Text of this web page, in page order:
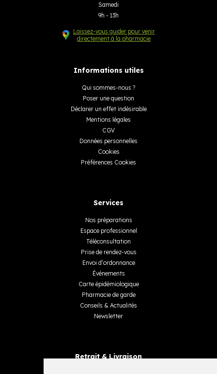
Samedi
9h - 13h
Laissez-vous guider pour venir
directement à la pharmacie
Informations utiles
Qui sommes-nous ?
Poser une question
Déclarer un effet indésirable
Mentions légales
CGV
Données personnelles
Cookies
Préférences Cookies
Services
Nos préparations
Espace professionnel
Téléconsultation
Prise de rendez-vous
Envoi d’ordonnance
Événements
Carte épidémiologique
Pharmacie de garde
Conseils & Actualités
Newsletter
Retrait & Livraison